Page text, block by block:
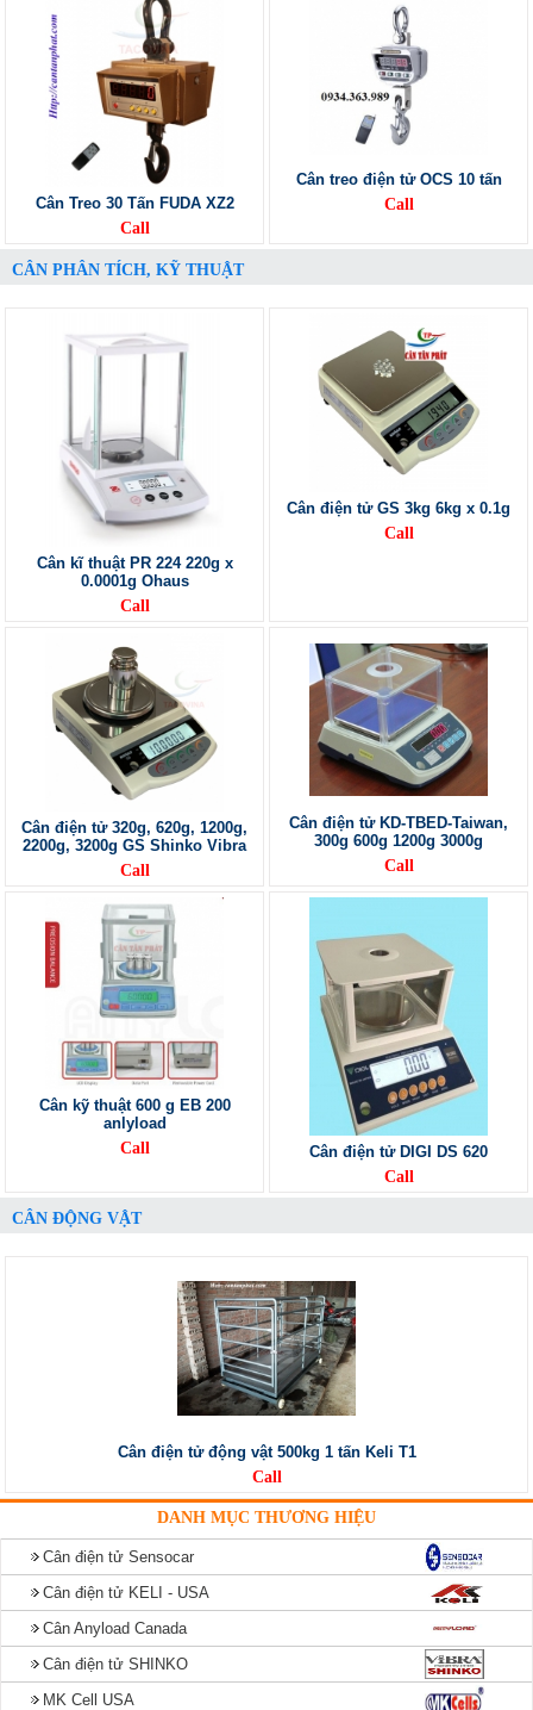
Cân Treo 30 Tấn FUDA XZ2
Call
Cân treo điện tử OCS 10 tấn
Call
CÂN PHÂN TÍCH, KỸ THUẬT
Cân kĩ thuật PR 224 220g x
0.0001g Ohaus
Call
Cân điện tử GS 3kg 6kg x 0.1g
Call
Cân điện tử 320g, 620g, 1200g,
2200g, 3200g GS Shinko Vibra
Call
Cân điện tử KD-TBED-Taiwan,
300g 600g 1200g 3000g
Call
Cân kỹ thuật 600 g EB 200
anlyload
Call
Cân điện tử DIGI DS 620
Call
CÂN ĐỘNG VẬT
Cân điện tử động vật 500kg 1 tấn Keli T1
Call
DANH MỤC THƯƠNG HIỆU
Cân điện tử Sensocar
Cân điện tử KELI - USA
Cân Anyload Canada
Cân điện tử SHINKO
MK Cell USA